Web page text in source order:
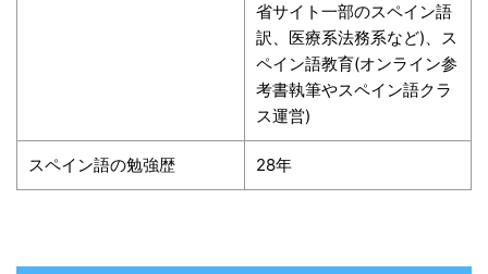
省サイト一部のスペイン語
訳、医療系法務系など)、ス
ペイン語教育(オンライン参
考書執筆やスペイン語クラ
ス運営)
スペイン語の勉強歴 28年